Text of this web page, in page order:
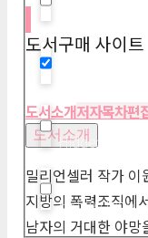
Hidden label
Hidden label
도서구매 사이트
도서소개저자목차편
도서소개
밀리언셀러 작가 이
지방의 폭력조직에
남자의 거대한 야